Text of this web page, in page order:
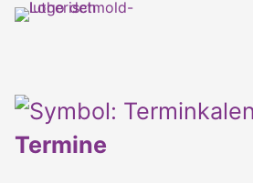
Termine